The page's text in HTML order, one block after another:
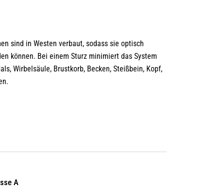
sind in Westen verbaut, sodass sie optisch
können. Bei einem Sturz minimiert das System
Wirbelsäule, Brustkorb, Becken, Steißbein, Kopf,
A